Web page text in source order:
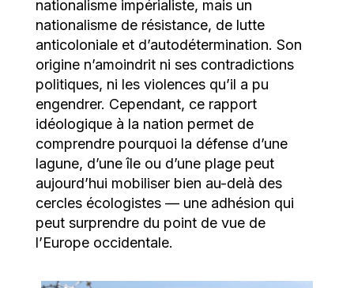
nationalisme impérialiste, mais un
nationalisme de résistance, de lutte
anticoloniale et d’autodétermination. Son
origine n’amoindrit ni ses contradictions
politiques, ni les violences qu’il a pu
engendrer. Cependant, ce rapport
idéologique à la nation permet de
comprendre pourquoi la défense d’une
lagune, d’une île ou d’une plage peut
aujourd’hui mobiliser bien au-delà des
cercles écologistes — une adhésion qui
peut surprendre du point de vue de
l’Europe occidentale.